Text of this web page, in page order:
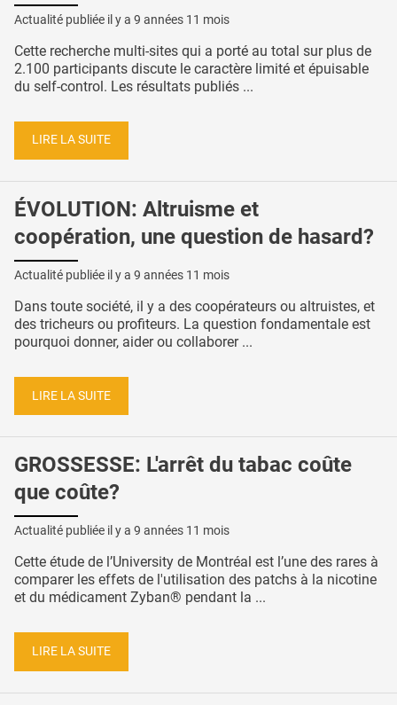
Actualité publiée il y a 9 années 11 mois
Cette recherche multi-sites qui a porté au total sur plus de
2.100 participants discute le caractère limité et épuisable
du self-control. Les résultats publiés ...
LIRE LA SUITE
ÉVOLUTION: Altruisme et
coopération, une question de hasard?
Actualité publiée il y a 9 années 11 mois
Dans toute société, il y a des coopérateurs ou altruistes, et
des tricheurs ou profiteurs. La question fondamentale est
pourquoi donner, aider ou collaborer ...
LIRE LA SUITE
GROSSESSE: L'arrêt du tabac coûte
que coûte?
Actualité publiée il y a 9 années 11 mois
Cette étude de l’University de Montréal est l’une des rares à
comparer les effets de l'utilisation des patchs à la nicotine
et du médicament Zyban® pendant la ...
LIRE LA SUITE